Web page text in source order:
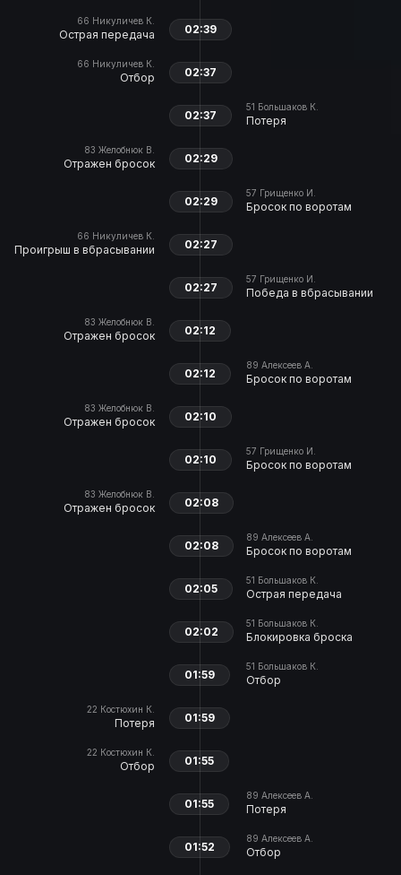
66 Никуличев К.
Острая передача 02:39
66 Никуличев К.
Отбор 02:37
51 Большаков К.
Потеря
02:37
83 Желобнюк В.
Отражен бросок 02:29
57 Грищенко И.
Бросок по воротам
02:29
66 Никуличев К.
Проигрыш в вбрасывании 02:27
57 Грищенко И.
Победа в вбрасывании
02:27
83 Желобнюк В.
Отражен бросок 02:12
89 Алексеев А.
Бросок по воротам
02:12
83 Желобнюк В.
Отражен бросок 02:10
57 Грищенко И.
Бросок по воротам
02:10
83 Желобнюк В.
Отражен бросок 02:08
89 Алексеев А.
Бросок по воротам
02:08
51 Большаков К.
Острая передача
02:05
51 Большаков К.
Блокировка броска
02:02
51 Большаков К.
Отбор
01:59
22 Костюхин К.
Потеря 01:59
22 Костюхин К.
Отбор 01:55
89 Алексеев А.
Потеря
01:55
89 Алексеев А.
Отбор
01:52